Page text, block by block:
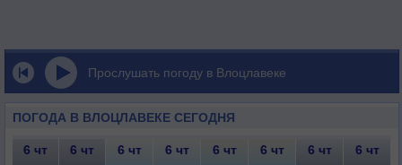
Прослушать погоду в Влоцлавеке
ПОГОДА В ВЛОЦЛАВЕКЕ СЕГОДНЯ
6 чт 6 чт 6 чт 6 чт 6 чт 6 чт 6 чт 6 чт